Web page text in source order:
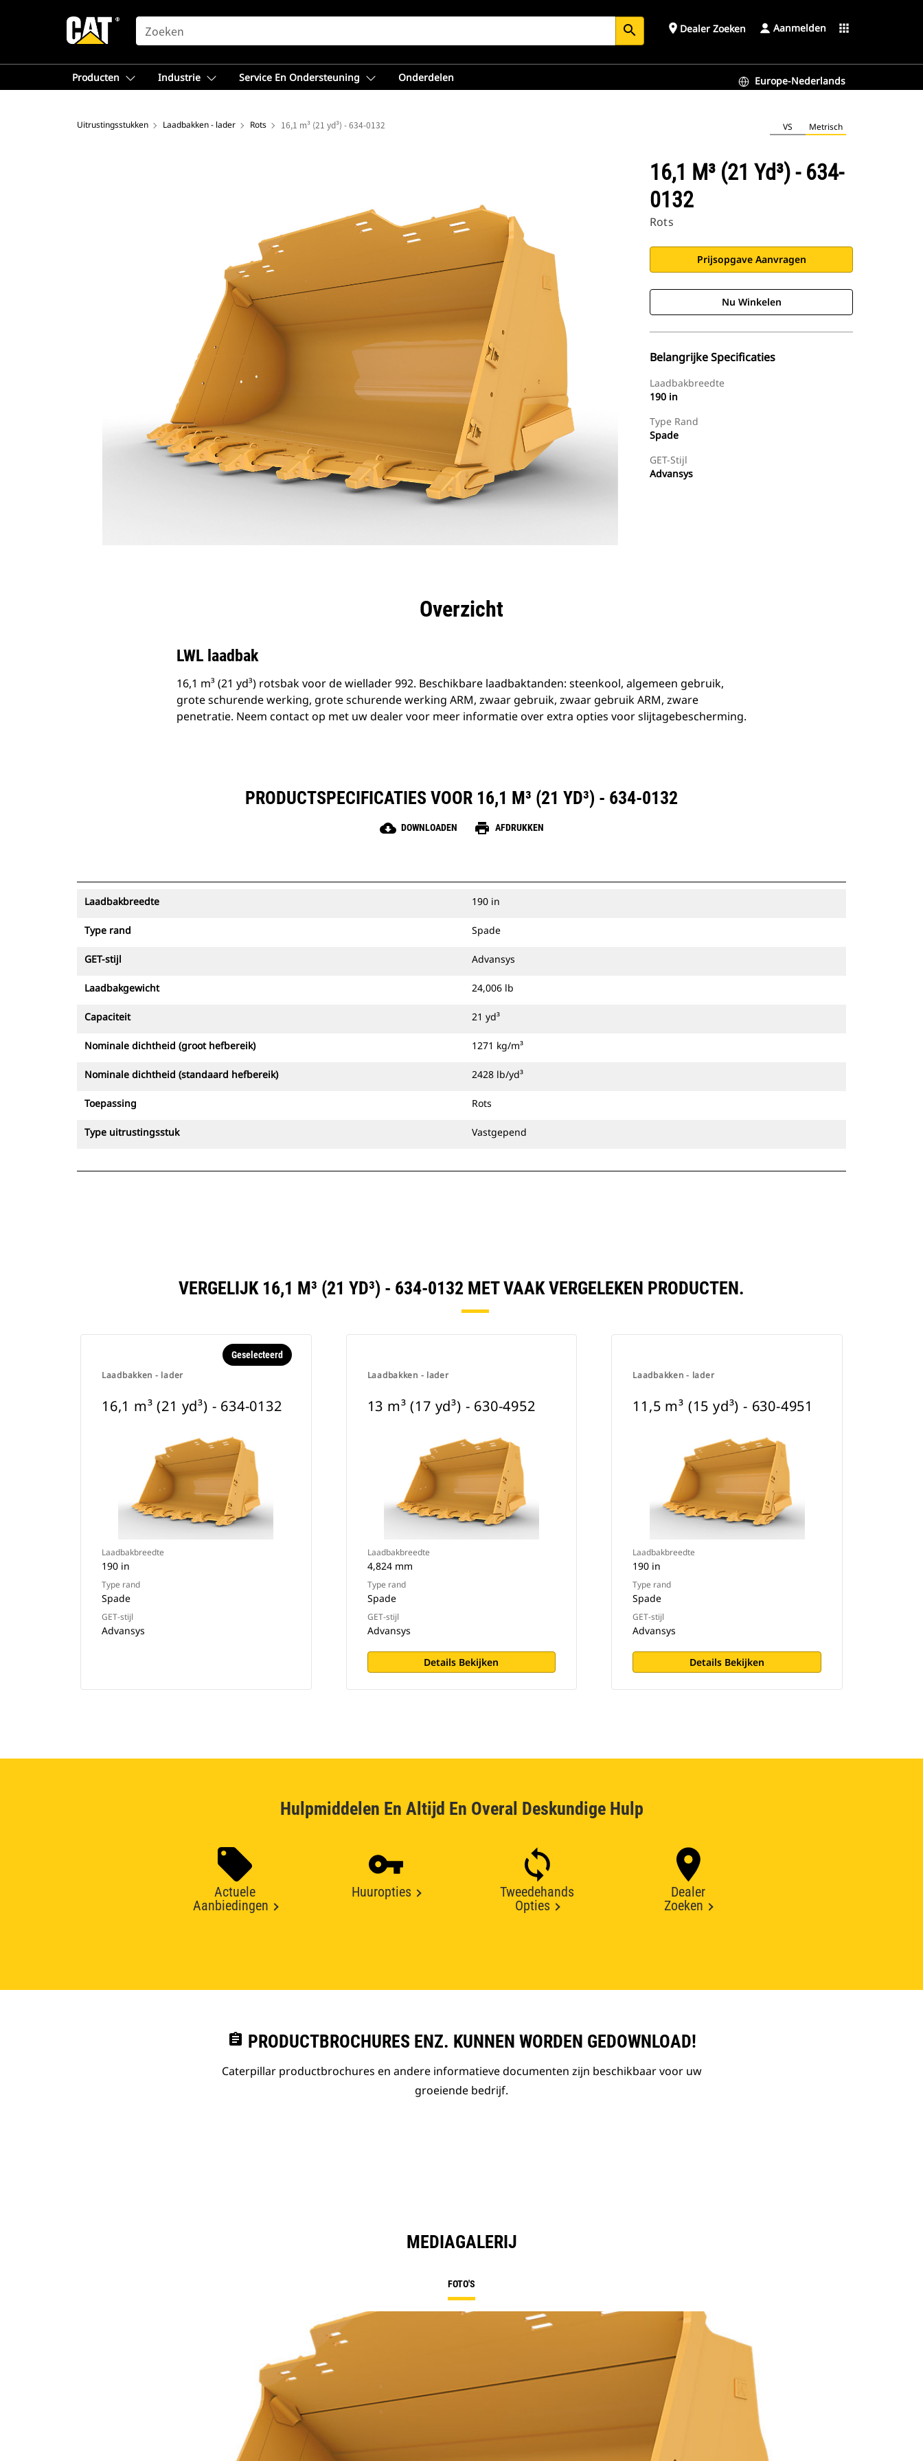
SEARCH search place Dealer Zoeken Aanmelden apps
Producten Industrie Service En Ondersteuning Onderdelen Europe-Nederlands
Uitrustingsstukken Laadbakken - lader Rots 16,1 m³ (21 yd³) - 634-0132 VS Metrisch
16,1 M³ (21 Yd³) - 634-
0132
Rots
Prijsopgave Aanvragen
Nu Winkelen
Belangrijke Specificaties
Laadbakbreedte
190 in
Type Rand
Spade
GET-Stijl
Advansys
Overzicht
LWL laadbak
16,1 m³ (21 yd³) rotsbak voor de wiellader 992. Beschikbare laadbaktanden: steenkool, algemeen gebruik,
grote schurende werking, grote schurende werking ARM, zwaar gebruik, zwaar gebruik ARM, zware
penetratie. Neem contact op met uw dealer voor meer informatie over extra opties voor slijtagebescherming.
PRODUCTSPECIFICATIES VOOR 16,1 M³ (21 YD³) - 634-0132
cloud_download DOWNLOADEN print AFDRUKKEN
Laadbakbreedte 190 in
Type rand Spade
GET-stijl Advansys
Laadbakgewicht 24,006 lb
Capaciteit 21 yd³
Nominale dichtheid (groot hefbereik) 1271 kg/m³
Nominale dichtheid (standaard hefbereik) 2428 lb/yd³
Toepassing Rots
Type uitrustingsstuk Vastgepend
VERGELIJK 16,1 M³ (21 YD³) - 634-0132 MET VAAK VERGELEKEN PRODUCTEN.
Laadbakken - lader
Geselecteerd
16,1 m³ (21 yd³) - 634-0132
Laadbakbreedte
190 in
Type rand
Spade
GET-stijl
Advansys
Laadbakken - lader
13 m³ (17 yd³) - 630-4952
Laadbakbreedte
4,824 mm
Type rand
Spade
GET-stijl
Advansys
Details Bekijken
Laadbakken - lader
11,5 m³ (15 yd³) - 630-4951
Laadbakbreedte
190 in
Type rand
Spade
GET-stijl
Advansys
Details Bekijken
Hulpmiddelen En Altijd En Overal Deskundige Hulp
Actuele
Aanbiedingen
Huuropties
Tweedehands
Opties
Dealer
Zoeken
assignment PRODUCTBROCHURES ENZ. KUNNEN WORDEN GEDOWNLOAD!
Caterpillar productbrochures en andere informatieve documenten zijn beschikbaar voor uw
groeiende bedrijf.
MEDIAGALERIJ
FOTO'S